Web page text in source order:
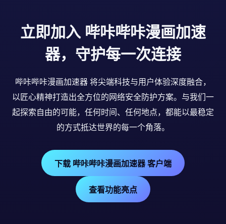
立即加入 哔咔哔咔漫画加速
器，守护每一次连接
哔咔哔咔漫画加速器 将尖端科技与用户体验深度融合，
以匠心精神打造出全方位的网络安全防护方案。与我们一
起探索自由的可能，任何时间、任何地点，都能以最稳定
的方式抵达世界的每一个角落。
下载 哔咔哔咔漫画加速器 客户端
查看功能亮点